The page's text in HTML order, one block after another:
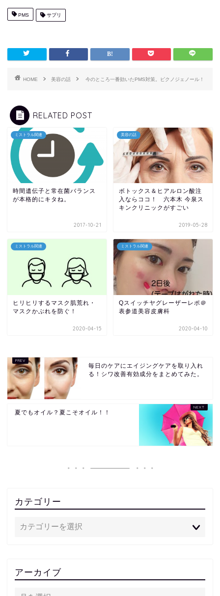
PMS サプリ
HOME 美容の話 今のところ一番効いたPMS対策。ピクノジェノール！
RELATED POST
ミストラル関連
時間遺伝子と常在菌バランス
が本格的にキタね。
2017-10-21
美容の話
ボトックス＆ヒアルロン酸注
入ならココ！ 六本木 今泉ス
キンクリニックがすごい
2019-05-28
ミストラル関連
ヒリヒリするマスク肌荒れ・
マスクかぶれを防ぐ！
2020-04-15
ミストラル関連
Qスイッチヤグレーザーレポ＠
表参道美容皮膚科
2020-04-10
毎日のケアにエイジングケアを取り入れ
る！シワ改善有効成分をまとめてみた。
夏でもオイル？夏こそオイル！！
カテゴリー
アーカイブ